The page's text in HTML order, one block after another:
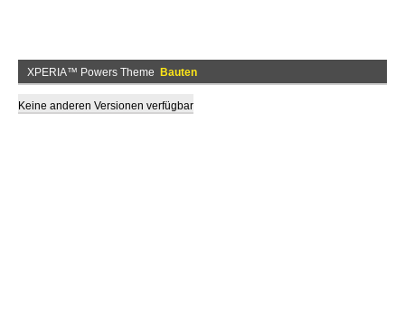
XPERIA™ Powers Theme Bauten
Keine anderen Versionen verfügbar